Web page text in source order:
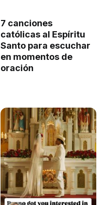
7 canciones
católicas al Espíritu
Santo para escuchar
en momentos de
oración